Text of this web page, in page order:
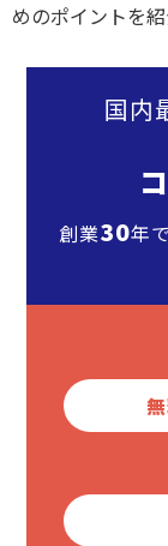
めのポイントを紹
国内
創業30年